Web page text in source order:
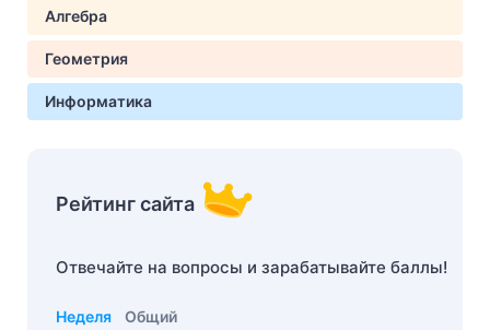
Алгебра
Геометрия
Информатика
Рейтинг сайта
Отвечайте на вопросы и зарабатывайте баллы!
Неделя Общий